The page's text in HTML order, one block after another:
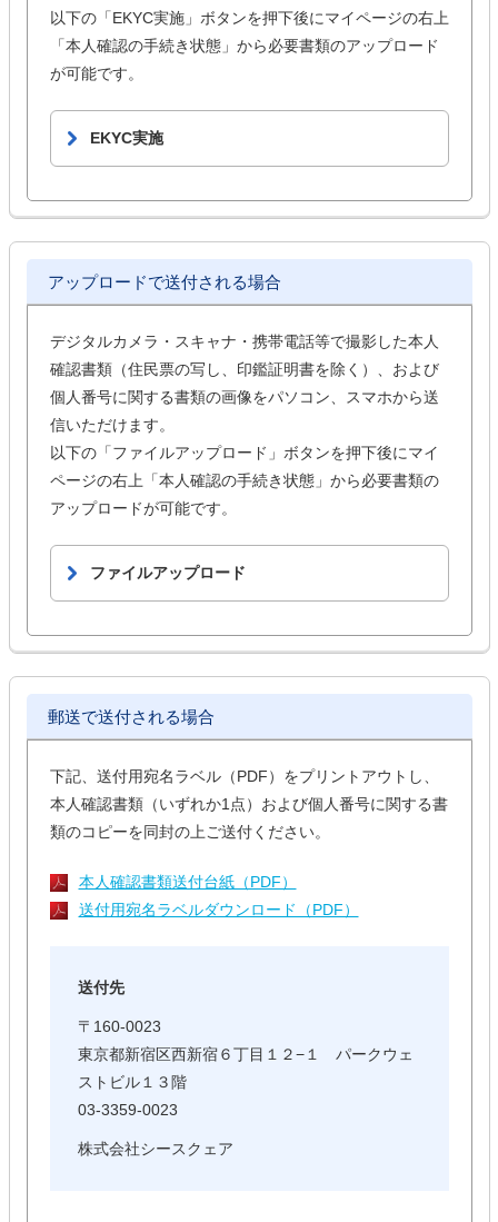
以下の「EKYC実施」ボタンを押下後にマイページの右上
「本人確認の手続き状態」から必要書類のアップロード
が可能です。
EKYC実施
アップロードで送付される場合
デジタルカメラ・スキャナ・携帯電話等で撮影した本人
確認書類（住民票の写し、印鑑証明書を除く）、および
個人番号に関する書類の画像をパソコン、スマホから送
信いただけます。
以下の「ファイルアップロード」ボタンを押下後にマイ
ページの右上「本人確認の手続き状態」から必要書類の
アップロードが可能です。
ファイルアップロード
郵送で送付される場合
下記、送付用宛名ラベル（PDF）をプリントアウトし、
本人確認書類（いずれか1点）および個人番号に関する書
類のコピーを同封の上ご送付ください。
本人確認書類送付台紙（PDF）
送付用宛名ラベルダウンロード（PDF）
送付先
〒160-0023
東京都新宿区西新宿６丁目１２−１ パークウェ
ストビル１３階
03-3359-0023
株式会社シースクェア